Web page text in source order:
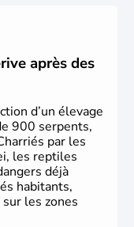
dernière à régner
la Chine s'est
son indépendance
avant-
du papier,
la boussole et de
après des
d’un élevage
900 serpents,
par les
les reptiles
déjà
habitants,
les zones